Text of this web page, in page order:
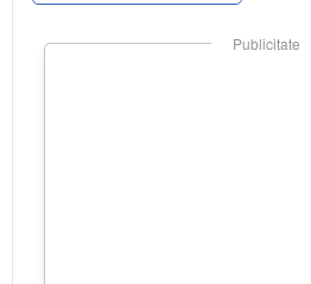
Publicitate